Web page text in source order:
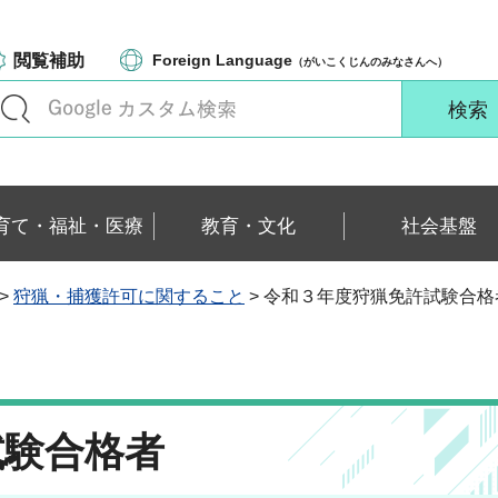
閲覧補助 Foreign Language （がいこくじんのみなさんへ）
て・福祉・医療 教育・文化 社会基盤
狩猟・捕獲許可に関すること > 令和３年度狩猟免許試験合格
合格者